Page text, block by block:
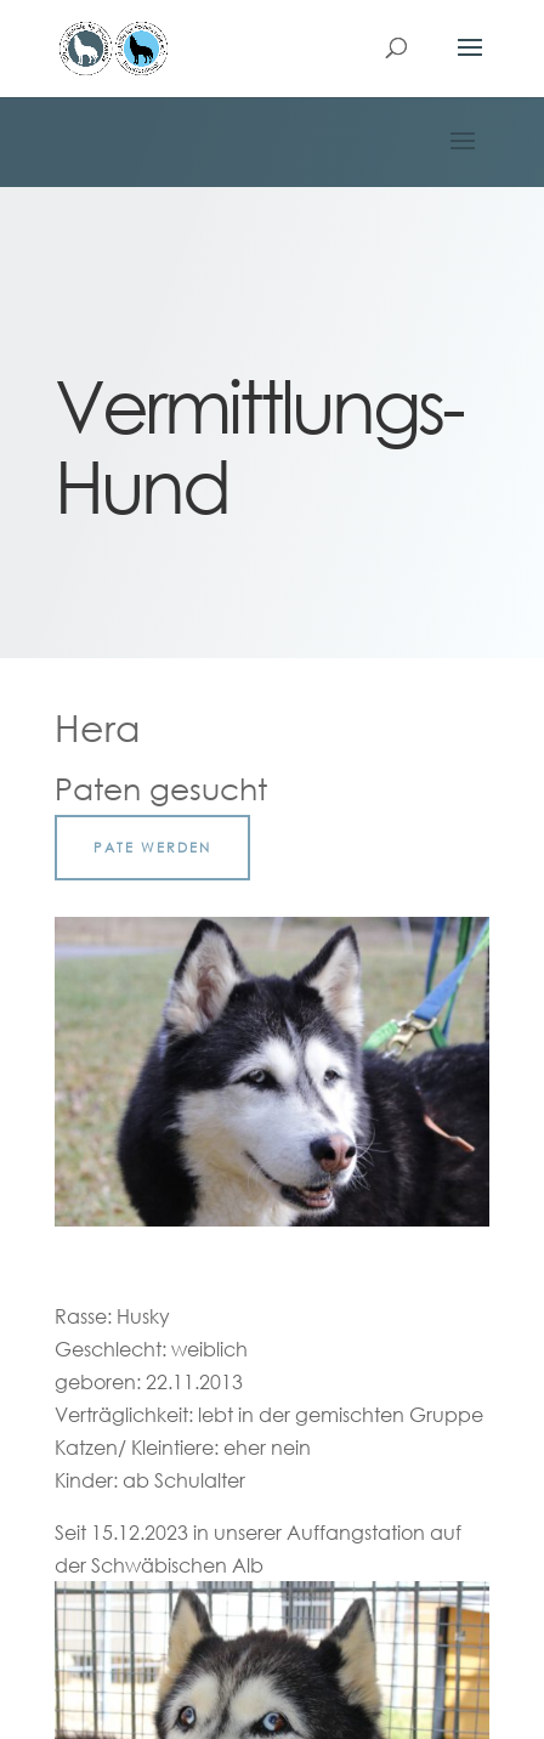
Vermittlungs-
Hund
Hera
Paten gesucht
PATE WERDEN
Rasse: Husky
Geschlecht: weiblich
geboren: 22.11.2013
Verträglichkeit: lebt in der gemischten Gruppe
Katzen/ Kleintiere: eher nein
Kinder: ab Schulalter
Seit 15.12.2023 in unserer Auffangstation auf
der Schwäbischen Alb